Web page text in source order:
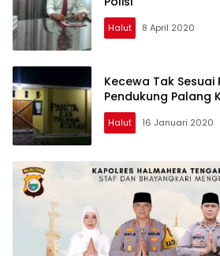
Halut 8 April 2020
Kecewa Tak Sesuai
Pendukung Palang
Halut 16 Januari 2020